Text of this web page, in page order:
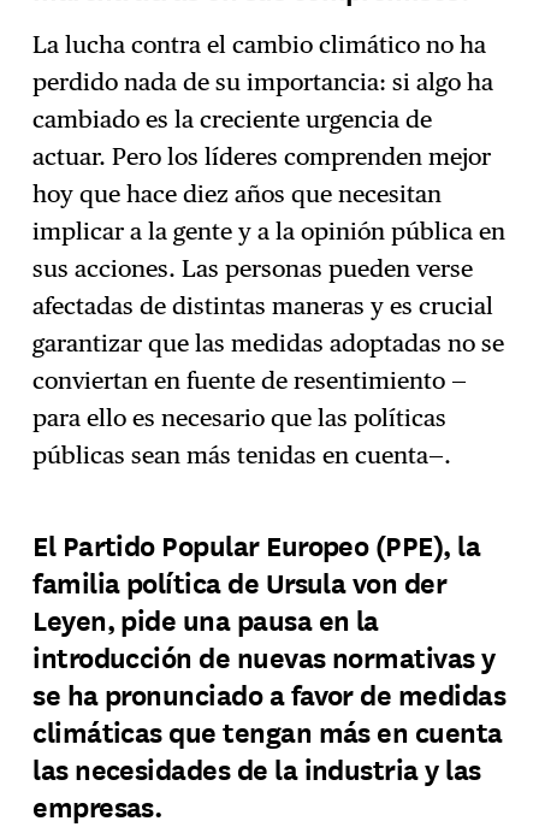
La lucha contra el cambio climático no ha
perdido nada de su importancia: si algo ha
cambiado es la creciente urgencia de
actuar. Pero los líderes comprenden mejor
hoy que hace diez años que necesitan
implicar a la gente y a la opinión pública en
sus acciones. Las personas pueden verse
afectadas de distintas maneras y es crucial
garantizar que las medidas adoptadas no se
conviertan en fuente de resentimiento —
para ello es necesario que las políticas
públicas sean más tenidas en cuenta—.
El Partido Popular Europeo (PPE), la
familia política de Ursula von der
Leyen, pide una pausa en la
introducción de nuevas normativas y
se ha pronunciado a favor de medidas
climáticas que tengan más en cuenta
las necesidades de la industria y las
empresas.